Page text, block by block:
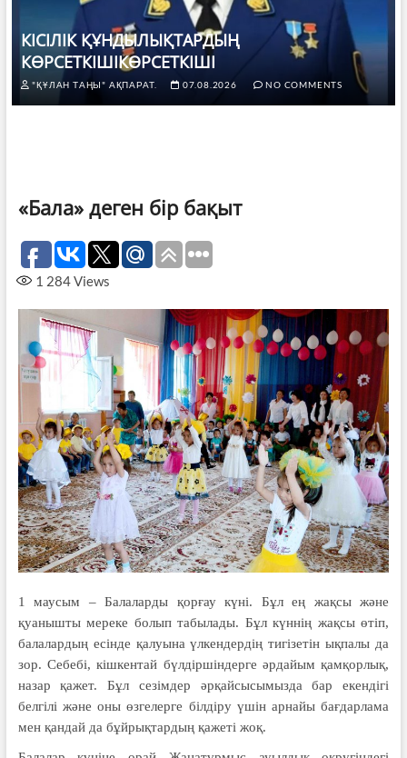
КІСІЛІК ҚҰНДЫЛЫҚТАРДЫҢ
КӨРСЕТКІШІКӨРСЕТКІШІ
"ҚҰЛАН ТАҢЫ" АҚПАРАТ. 07.08.2026 NO COMMENTS
«Бала» деген бір бақыт
1 284Views
1 маусым – Балаларды қорғау күні. Бұл ең жақсы және
қуанышты мереке болып табылады. Бұл күннің жақсы өтіп,
балалардың есінде қалуына үлкендердің тигізетін ықпалы да
зор. Себебі, кішкентай бүлдіршіндерге әрдайым қамқорлық,
назар қажет. Бұл сезімдер әрқайсысымызда бар екендігі
белгілі және оны өзгелерге білдіру үшін арнайы бағдарлама
мен қандай да бұйрықтардың қажеті жоқ.